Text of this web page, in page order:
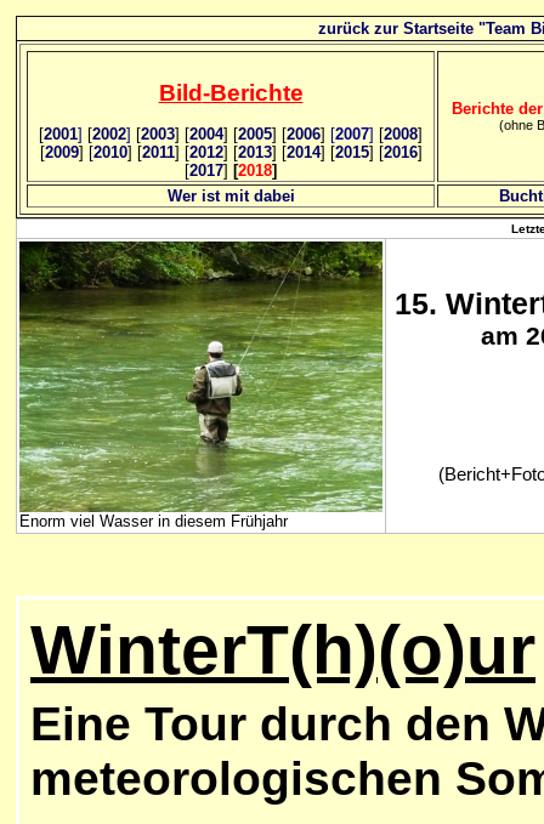
zurück zur Startseite "Team
Bild-Berichte
[2001] [2002] [2003] [2004] [2005] [2006] [2007] [2008]
[2009] [2010] [2011] [2012] [2013] [2014] [2015] [2016]
[2017] [2018]
Berichte
(ohne
Wer ist mit dabei
Enorm viel Wasser in diesem Frühjahr
15.
am
WinterT(h)(o)ur
Eine Tour durch den
meteorologischen